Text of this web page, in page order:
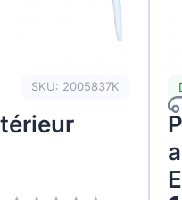
SKU: 2005837K